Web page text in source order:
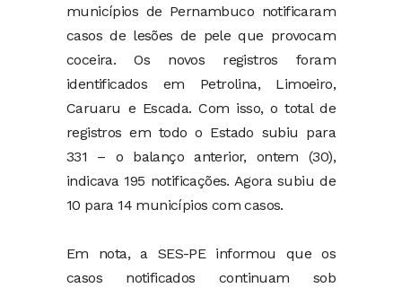
municípios de Pernambuco notificaram
casos de lesões de pele que provocam
coceira. Os novos registros foram
identificados em Petrolina, Limoeiro,
Caruaru e Escada. Com isso, o total de
registros em todo o Estado subiu para
331 – o balanço anterior, ontem (30),
indicava 195 notificações. Agora subiu de
10 para 14 municípios com casos.
Em nota, a SES-PE informou que os
casos notificados continuam sob